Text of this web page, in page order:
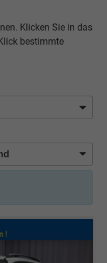
Klicken Sie in das
bestimmte